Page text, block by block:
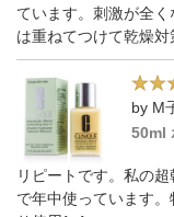
ています。刺激が全
は重ねてつけて乾燥対
by M
50ml
リピートです。私の
で年中使っています